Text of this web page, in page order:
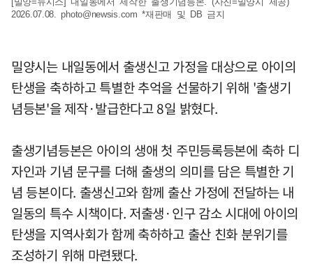
2026.07.08.photo@newsis.com *재판매 및 DB 금지
밀양시는 내일동에서 출생신고 가정을 대상으로 아이의
탄생을 축하하고 특별한 추억을 선물하기 위해 '출생기
념등본'을 제작·발급한다고 8일 밝혔다.
출생기념등본은 아이의 생애 첫 주민등록등본에 축하 디
자인과 기념 문구를 더해 출생의 의미를 담은 특별한 기
념 등본이다. 출생신고와 함께 출산 가정에 전달하는 내
일동의 특수 시책이다. 저출생·인구 감소 시대에 아이의
탄생을 지역사회가 함께 축하하고 출산 친화 분위기를
조성하기 위해 마련됐다.